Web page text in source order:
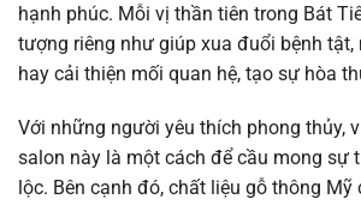
hạnh phúc. Mỗi vị thần tiên trong Bát
tượng riêng như giúp xua đuổi bệnh
hay cải thiện mối quan hệ, tạo sự hòa
Với những người yêu thích phong thủy,
salon này là một cách để cầu mong sự
lộc. Bên cạnh đó, chất liệu gỗ thông